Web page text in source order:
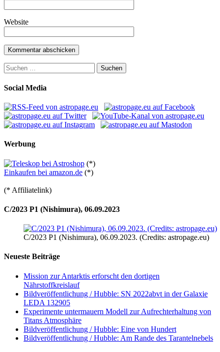
Website
Suchen
nach:
Social Media
Werbung
(*)
Einkaufen bei amazon.de (*)
(* Affiliatelink)
C/2023 P1 (Nishimura), 06.09.2023
C/2023 P1 (Nishimura), 06.09.2023. (Credits: astropage.eu)
Neueste Beiträge
Mission zur Antarktis erforscht den dortigen
Nährstoffkreislauf
Bildveröffentlichung / Hubble: SN 2022abvt in der Galaxie
LEDA 132905
Experimente untermauern Modell zur Aufrechterhaltung von
Titans Atmosphäre
Bildveröffentlichung / Hubble: Eine von Hundert
Bildveröffentlichung / Hubble: Am Rande des Tarantelnebels